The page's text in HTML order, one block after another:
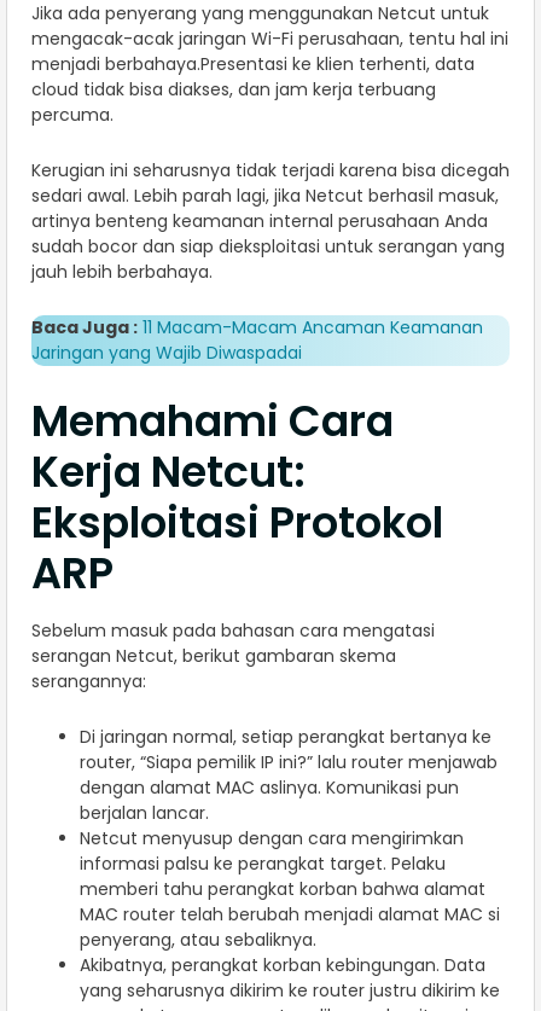
Jika ada penyerang yang menggunakan Netcut untuk
mengacak-acak jaringan Wi-Fi perusahaan, tentu hal ini
menjadi berbahaya.Presentasi ke klien terhenti, data
cloud tidak bisa diakses, dan jam kerja terbuang
percuma.
Kerugian ini seharusnya tidak terjadi karena bisa dicegah
sedari awal. Lebih parah lagi, jika Netcut berhasil masuk,
artinya benteng keamanan internal perusahaan Anda
sudah bocor dan siap dieksploitasi untuk serangan yang
jauh lebih berbahaya.
Baca Juga : 11 Macam-Macam Ancaman Keamanan
Jaringan yang Wajib Diwaspadai
Memahami Cara
Kerja Netcut:
Eksploitasi Protokol
ARP
Sebelum masuk pada bahasan cara mengatasi
serangan Netcut, berikut gambaran skema
serangannya:
Di jaringan normal, setiap perangkat bertanya ke
router, “Siapa pemilik IP ini?” lalu router menjawab
dengan alamat MAC aslinya. Komunikasi pun
berjalan lancar.
Netcut menyusup dengan cara mengirimkan
informasi palsu ke perangkat target. Pelaku
memberi tahu perangkat korban bahwa alamat
MAC router telah berubah menjadi alamat MAC si
penyerang, atau sebaliknya.
Akibatnya, perangkat korban kebingungan. Data
yang seharusnya dikirim ke router justru dikirim ke